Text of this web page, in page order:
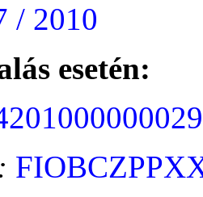
/ 2010
esetén: